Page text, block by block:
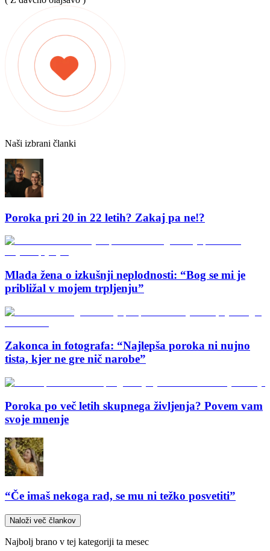
Naši izbrani članki
Poroka pri 20 in 22 letih? Zakaj pa ne!?
Mlada žena o izkušnji neplodnosti: “Bog se mi je
približal v mojem trpljenju”
Zakonca in fotografa: “Najlepša poroka ni nujno
tista, kjer ne gre nič narobe”
Poroka po več letih skupnega življenja? Povem vam
svoje mnenje
“Če imaš nekoga rad, se mu ni težko posvetiti”
Naloži več člankov
Najbolj brano v tej kategoriji ta mesec